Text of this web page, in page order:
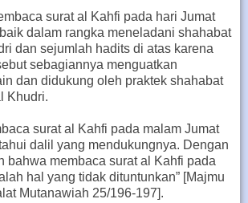
surat al Kahfi pada hari Jumat
dalam rangka meneladani shahabat
dan sejumlah hadits di atas karena
sebagiannya menguatkan
dan didukung oleh praktek shahabat
Khudri.
surat al Kahfi pada malam Jumat
dalil yang mendukungnya. Dengan
bahwa membaca surat al Kahfi pada
hal yang tidak dituntunkan” [Majmu
Mutanawiah 25/196-197].